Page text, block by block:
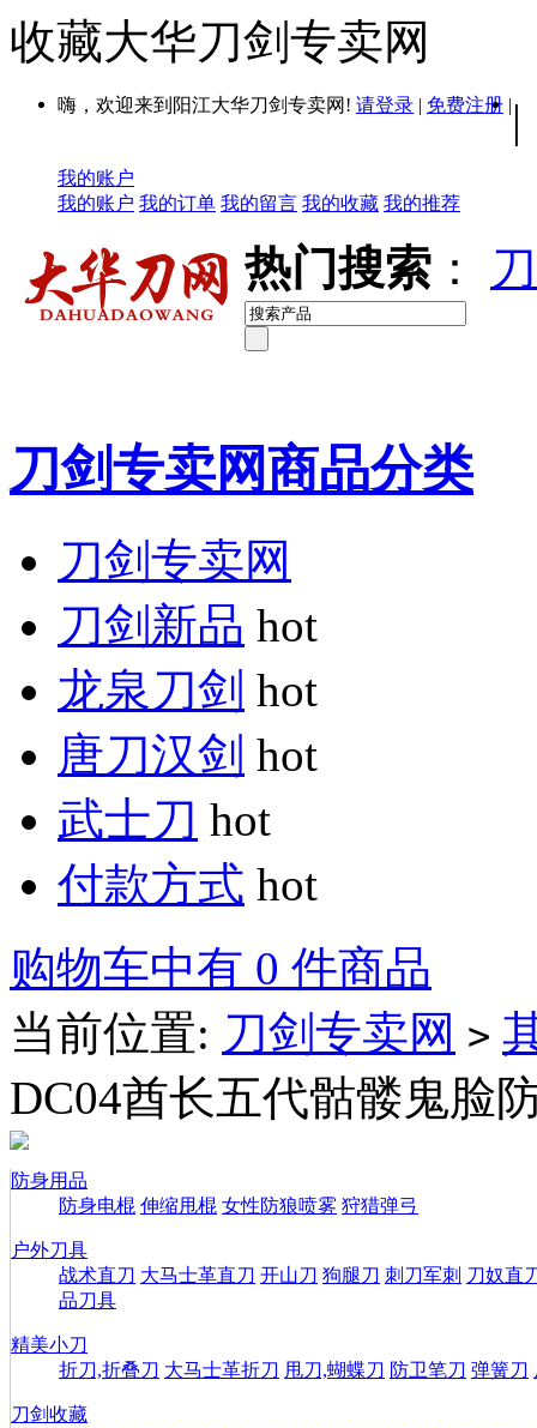
收藏大华刀剑专卖网
嗨，欢迎来到阳江大华刀剑专卖网! 请登录 | 免费注册 | |
我的账户
我的账户 我的订单 我的留言 我的收藏 我的推荐
热门搜索 ：
刀剑专卖网商品分类
刀剑专卖网
刀剑新品 hot
龙泉刀剑 hot
唐刀汉剑 hot
武士刀 hot
付款方式 hot
购物车中有 0 件商品
当前位置: 刀剑专卖网 >
DC04酋长五代骷髅鬼脸
防身用品
防身电棍 伸缩甩棍 女性防狼喷雾 狩猎弹弓
户外刀具
战术直刀 大马士革直刀 开山刀 狗腿刀 刺刀军刺 刀奴直
品刀具
精美小刀
折刀,折叠刀 大马士革折刀 甩刀,蝴蝶刀 防卫笔刀 弹簧刀
刀剑收藏